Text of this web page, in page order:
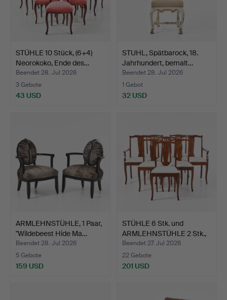
STÜHLE 10 Stück, (6+4)
Neorokoko, Ende des…
Beendet 28. Jul 2026
3 Gebote
43 USD
STUHL, Spätbarock, 18.
Jahrhundert, bemalt…
Beendet 28. Jul 2026
1 Gebot
32 USD
ARMLEHNSTÜHLE, 1 Paar,
"Wildebeest Hide Ma…
Beendet 28. Jul 2026
5 Gebote
159 USD
STÜHLE 6 Stk. und
ARMLEHNSTÜHLE 2 Stk.,
2.…
Beendet 27. Jul 2026
22 Gebote
201 USD